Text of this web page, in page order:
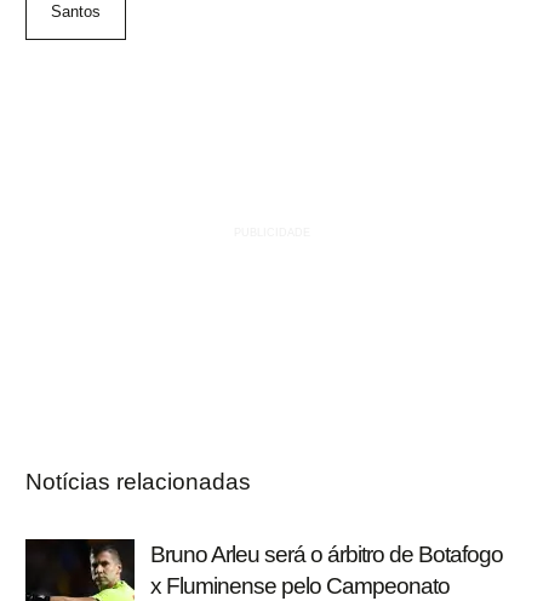
Santos
Notícias relacionadas
Bruno Arleu será o árbitro de Botafogo
x Fluminense pelo Campeonato